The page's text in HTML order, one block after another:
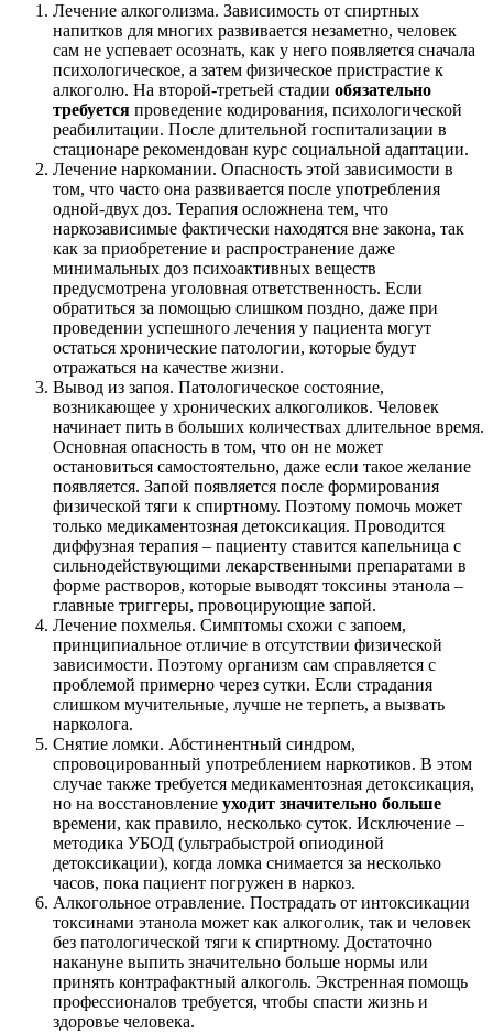
Лечение алкоголизма. Зависимость от спиртных
напитков для многих развивается незаметно, человек
сам не успевает осознать, как у него появляется сначала
психологическое, а затем физическое пристрастие к
алкоголю. На второй-третьей стадии обязательно
требуется проведение кодирования, психологической
реабилитации. После длительной госпитализации в
стационаре рекомендован курс социальной адаптации.
Лечение наркомании. Опасность этой зависимости в
том, что часто она развивается после употребления
одной-двух доз. Терапия осложнена тем, что
наркозависимые фактически находятся вне закона, так
как за приобретение и распространение даже
минимальных доз психоактивных веществ
предусмотрена уголовная ответственность. Если
обратиться за помощью слишком поздно, даже при
проведении успешного лечения у пациента могут
остаться хронические патологии, которые будут
отражаться на качестве жизни.
Вывод из запоя. Патологическое состояние,
возникающее у хронических алкоголиков. Человек
начинает пить в больших количествах длительное время.
Основная опасность в том, что он не может
остановиться самостоятельно, даже если такое желание
появляется. Запой появляется после формирования
физической тяги к спиртному. Поэтому помочь может
только медикаментозная детоксикация. Проводится
диффузная терапия – пациенту ставится капельница с
сильнодействующими лекарственными препаратами в
форме растворов, которые выводят токсины этанола –
главные триггеры, провоцирующие запой.
Лечение похмелья. Симптомы схожи с запоем,
принципиальное отличие в отсутствии физической
зависимости. Поэтому организм сам справляется с
проблемой примерно через сутки. Если страдания
слишком мучительные, лучше не терпеть, а вызвать
нарколога.
Снятие ломки. Абстинентный синдром,
спровоцированный употреблением наркотиков. В этом
случае также требуется медикаментозная детоксикация,
но на восстановление уходит значительно больше
времени, как правило, несколько суток. Исключение –
методика УБОД (ультрабыстрой опиодиной
детоксикации), когда ломка снимается за несколько
часов, пока пациент погружен в наркоз.
Алкогольное отравление. Пострадать от интоксикации
токсинами этанола может как алкоголик, так и человек
без патологической тяги к спиртному. Достаточно
накануне выпить значительно больше нормы или
принять контрафактный алкоголь. Экстренная помощь
профессионалов требуется, чтобы спасти жизнь и
здоровье человека.